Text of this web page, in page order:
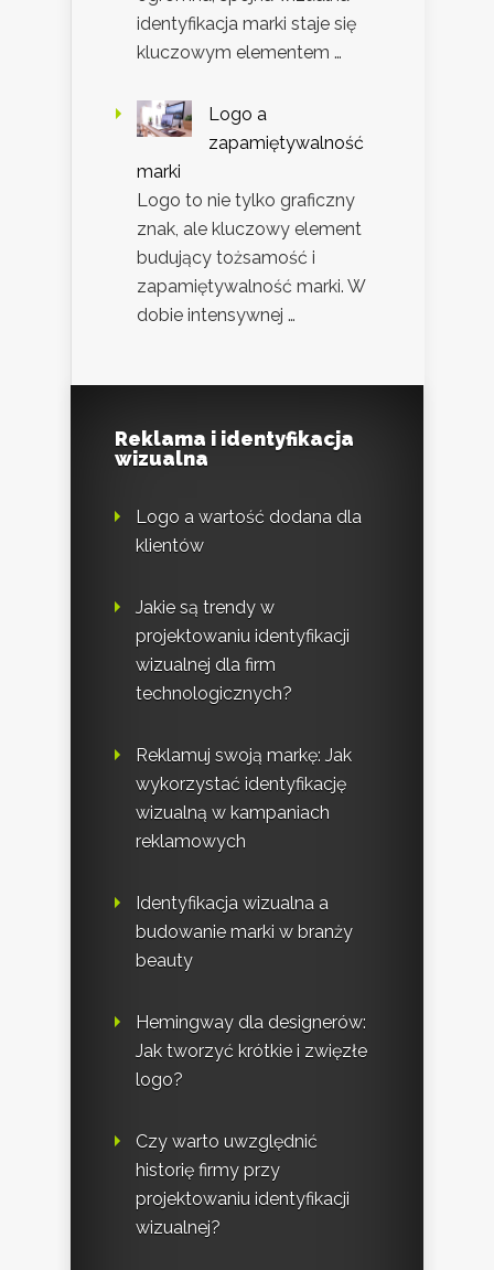
identyfikacja marki staje się
kluczowym elementem …
Logo a
zapamiętywalność
marki
Logo to nie tylko graficzny
znak, ale kluczowy element
budujący tożsamość i
zapamiętywalność marki. W
dobie intensywnej …
Reklama i identyfikacja
wizualna
Logo a wartość dodana dla
klientów
Jakie są trendy w
projektowaniu identyfikacji
wizualnej dla firm
technologicznych?
Reklamuj swoją markę: Jak
wykorzystać identyfikację
wizualną w kampaniach
reklamowych
Identyfikacja wizualna a
budowanie marki w branży
beauty
Hemingway dla designerów:
Jak tworzyć krótkie i zwięzłe
logo?
Czy warto uwzględnić
historię firmy przy
projektowaniu identyfikacji
wizualnej?